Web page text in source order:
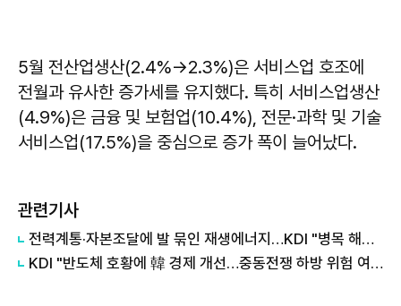
5월 전산업생산(2.4%→2.3%)은 서비스업 호조에
전월과 유사한 증가세를 유지했다. 특히 서비스업생산
(4.9%)은 금융 및 보험업(10.4%), 전문·과학 및 기술
서비스업(17.5%)을 중심으로 증가 폭이 늘어났다.
관련기사
전력계통·자본조달에 발 묶인 재생에너지…KDI "병목 해소해야"
KDI "반도체 호황에 韓 경제 개선…중동전쟁 하방 위험 여전"